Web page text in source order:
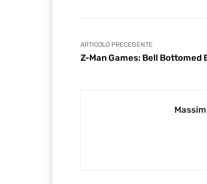
ARTICOLO PRECEDENTE
Z-Man Games: Bell Bottomed